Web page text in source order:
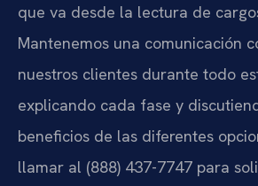
que va desde la lectura de
Mantenemos una comunicación
nuestros clientes durante todo
explicando cada fase y
beneficios de las diferentes
llamar al (888) 437-7747 para